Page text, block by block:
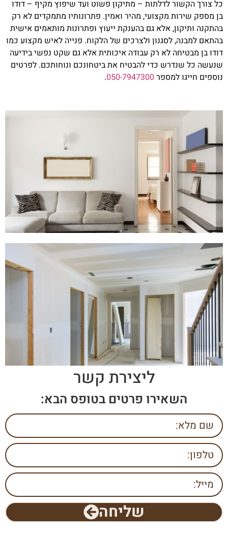
כל צורך הקשור לדלתות – מתיקון פשוט ועד שיפוץ מקיף – דודו
בן מספק שירות מקצועי, מהיר ואמין. פתרונותיו מתמקדים לא רק
בהתקנה ותיקון, אלא גם בהענקת ייעוץ ופתרונות מותאמים אישית
בהתאם למבנה, לסגנון ולצרכים של הלקוח. פנייה לאיש מקצוע כמו
דודו בן מבטיחה לא רק עבודה איכותית אלא גם שקט נפשי בידיעה
שנעשה כל שנדרש כדי להבטיח את ביטחונכם ונוחותכם. לפרטים
נוספים חייגו למספר 050-7947300
.
ליצירת קשר
השאירו פרטים בטופס הבא:
שליחה